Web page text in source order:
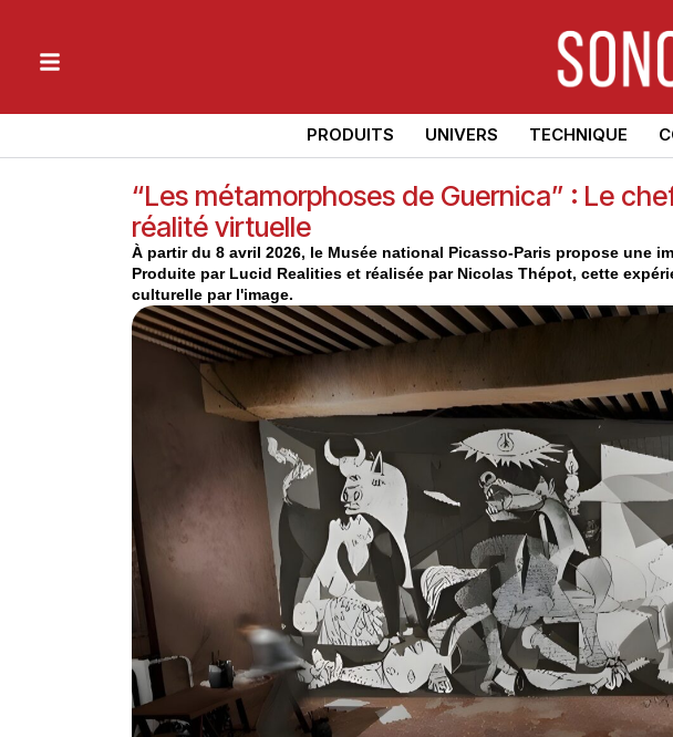
PRODUITS UNIVERS TECHNIQUE
“Les métamorphoses de Guernica” : Le
réalité virtuelle
À partir du 8 avril 2026, le Musée national Picasso-Paris propose une
Produite par Lucid Realities et réalisée par Nicolas Thépot, cette
culturelle par l'image.